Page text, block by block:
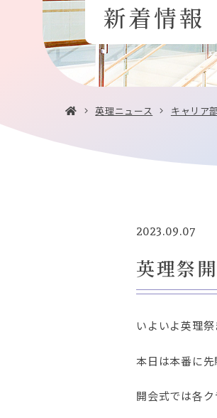
新着情報
英理ニュース キャリア部
2023.09.07
英理祭
いよいよ英理
本日は本番に先
開会式では各